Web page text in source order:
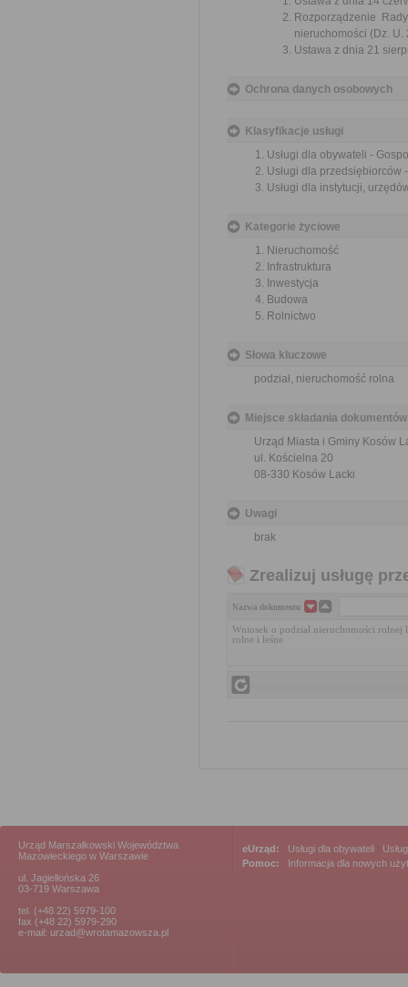
Rozporządzenie
nieruchomości (Dz. U.
Ustawa z dnia 21
Ochrona danych osobowych
Klasyfikacje usługi
Usługi dla obywateli -
Usługi dla przedsiębiorców
Usługi dla instytucji,
Kategorie życiowe
Nieruchomość
Infrastruktura
Inwestycja
Budowa
Rolnictwo
Słowa kluczowe
podział, nieruchomość rolna
Miejsce składania dokumentów
Urząd Miasta i Gminy Kosów
ul. Kościelna 20
08-330 Kosów Lacki
Uwagi
brak
Zrealizuj usługę
Nazwa dokumentu
Wniosek o podział nieruchomości rolnej
rolne i leśne
Urząd Marszałkowski Województwa
Mazowieckiego w Warszawie
ul. Jagiellońska 26
03-719 Warszawa
tel. (+48 22) 5979-100
fax (+48 22) 5979-290
e-mail: urzad@wrotamazowsza.pl
eUrząd: Usługi dla obywateli
Pomoc:
Informacja dla nowych